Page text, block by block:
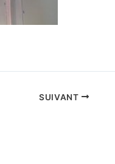
SUIVANT